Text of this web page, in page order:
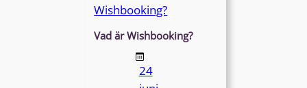
to
Wishbooking?
Vad är Wishbooking?
24